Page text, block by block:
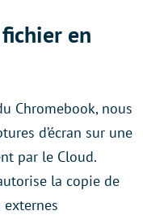
en
Chromebook, nous
d’écran sur une
par le Cloud.
la copie de